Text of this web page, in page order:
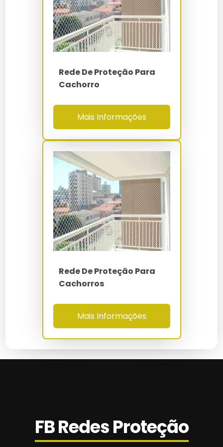
Instalação Rede De Proteção Para
Indústria
Instalar Tela De Proteção
Preço De Instalação De Tela De Proteção
Preço Instalação De Rede De Proteção
Rede De Proteção Instalação
Rede De Proteção Instalar
Tela De Proteção Instalação
Valor Da Instalação De Tela De Proteção
Rede De Proteção Campo De Futebol
Rede De Proteção Comprar
Rede De Proteção Construção Civil
Rede De Proteção Contra Pombos
Rede De Proteção De Polietileno
Rede De Proteção Em Campinas
Rede De Proteção Em Mauá
Rede De Proteção Em Santo André
Rede De Proteção Em São Bernardo Do
Rede De Proteção Em São Caetano Do Sul
Rede De Proteção Escada Em Campinas
Rede De Proteção Esportiva
Rede De Proteção Metro
(Taber CS-10)
Normas
NBR 16046-1/2/3 -
NR-12 - NR-18 - NR-
35
Rede De Proteção Para
Cachorro
Mais Informações
Rede De Proteção Para
Cachorros
Mais Informações
FB Redes Proteção